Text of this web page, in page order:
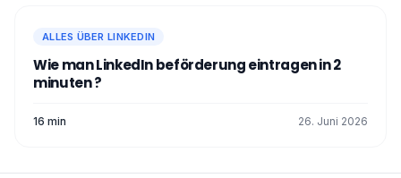
ALLES ÜBER LINKEDIN
Wie man LinkedIn beförderung eintragen in 2
minuten ?
16 min 26. Juni 2026